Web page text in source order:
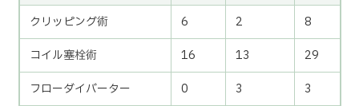
クリッピング術
6 2
8
コイル塞栓術
16 13
29
フローダイバーター
0 3
3